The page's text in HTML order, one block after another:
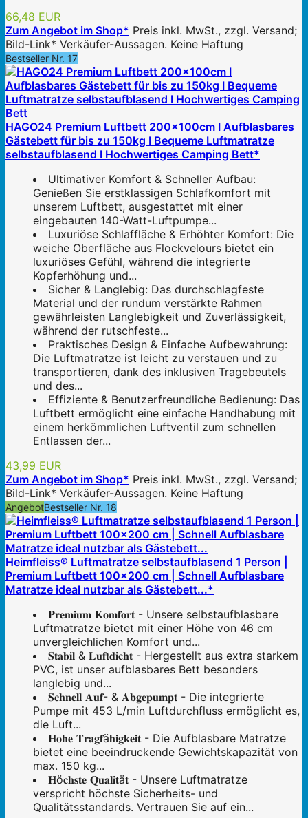
66,48 EUR
Zum Angebot im Shop* Preis inkl. MwSt., zzgl. Versand;
Bild-Link* Verkäufer-Aussagen. Keine Haftung
Bestseller Nr. 17
HAGO24 Premium Luftbett 200x100cm I Aufblasbares
Gästebett für bis zu 150kg I Bequeme Luftmatratze
selbstaufblasend I Hochwertiges Camping Bett*
Ultimativer Komfort & Schneller Aufbau:
Genießen Sie erstklassigen Schlafkomfort mit
unserem Luftbett, ausgestattet mit einer
eingebauten 140-Watt-Luftpumpe...
Luxuriöse Schlaffläche & Erhöhter Komfort: Die
weiche Oberfläche aus Flockvelours bietet ein
luxuriöses Gefühl, während die integrierte
Kopferhöhung und...
Sicher & Langlebig: Das durchschlagfeste
Material und der rundum verstärkte Rahmen
gewährleisten Langlebigkeit und Zuverlässigkeit,
während der rutschfeste...
Praktisches Design & Einfache Aufbewahrung:
Die Luftmatratze ist leicht zu verstauen und zu
transportieren, dank des inklusiven Tragebeutels
und des...
Effiziente & Benutzerfreundliche Bedienung: Das
Luftbett ermöglicht eine einfache Handhabung mit
einem herkömmlichen Luftventil zum schnellen
Entlassen der...
43,99 EUR
Zum Angebot im Shop* Preis inkl. MwSt., zzgl. Versand;
Bild-Link* Verkäufer-Aussagen. Keine Haftung
AngebotBestseller Nr. 18
Heimfleiss® Luftmatratze selbstaufblasend 1 Person |
Premium Luftbett 100x200 cm | Schnell Aufblasbare
Matratze ideal nutzbar als Gästebett...*
𝐏𝐫𝐞𝐦𝐢𝐮𝐦 𝐊𝐨𝐦𝐟𝐨𝐫𝐭 - Unsere selbstaufblasbare
Luftmatratze bietet mit einer Höhe von 46 cm
unvergleichlichen Komfort und...
𝐒𝐭𝐚𝐛𝐢𝐥 & 𝐋𝐮𝐟𝐭𝐝𝐢𝐜𝐡𝐭 - Hergestellt aus extra starkem
PVC, ist unser aufblasbares Bett besonders
langlebig und...
𝐒𝐜𝐡𝐧𝐞𝐥𝐥 𝐀𝐮𝐟- & 𝐀𝐛𝐠𝐞𝐩𝐮𝐦𝐩𝐭 - Die integrierte
Pumpe mit 453 L/min Luftdurchfluss ermöglicht es,
die Luft...
𝐇𝐨𝐡𝐞 𝐓𝐫𝐚𝐠𝐟ä𝐡𝐢𝐠𝐤𝐞𝐢𝐭 - Die Aufblasbare Matratze
bietet eine beeindruckende Gewichtskapazität von
max. 150 kg...
𝐇ö𝐜𝐡𝐬𝐭𝐞 𝐐𝐮𝐚𝐥𝐢𝐭ä𝐭 - Unsere Luftmatratze
verspricht höchste Sicherheits- und
Qualitätsstandards. Vertrauen Sie auf ein...